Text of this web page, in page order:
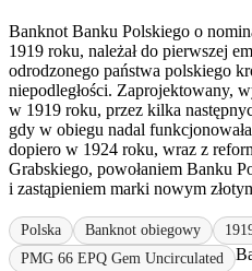
Banknot Banku Polskiego o
1919 roku, należał do pierwszej
odrodzonego państwa polskiego
niepodległości. Zaprojektowany,
w 1919 roku, przez kilka
gdy w obiegu nadal
dopiero w 1924 roku, wraz z
Grabskiego, powołaniem Banku
i zastąpieniem marki nowym
Polska Banknot obiegowy
PMG 66 EPQ Gem Uncirculated